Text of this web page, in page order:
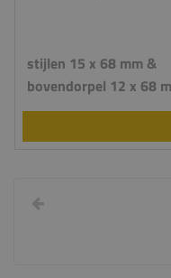
stijlen 15 x 68 mm &
bovendorpel 12 x 68